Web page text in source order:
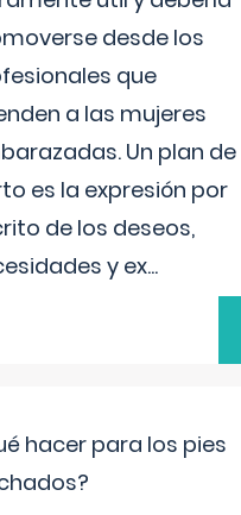
desde los
que
a las mujeres
Un plan de
es la expresión por
de los deseos,
y ex...
hacer para los pies